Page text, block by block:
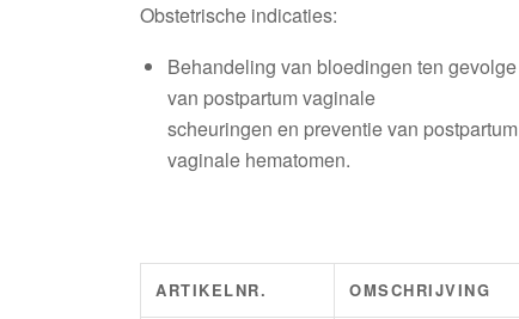
Obstetrische indicaties:
Behandeling van bloedingen ten gevolge
van postpartum vaginale
scheuringen en preventie van postpartum
vaginale hematomen.
ARTIKELNR. OMSCHRIJVING